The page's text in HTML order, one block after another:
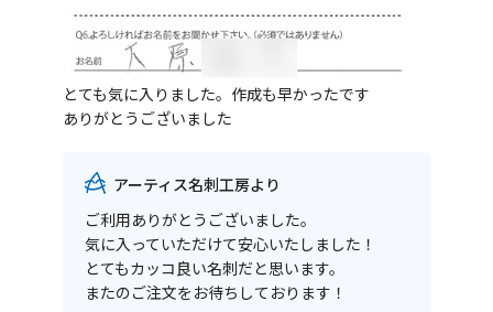
とても気に入りました。作成も早かったです
ありがとうございました
アーティス名刺工房より
ご利用ありがとうございました。
気に入っていただけて安心いたしました！
とてもカッコ良い名刺だと思います。
またのご注文をお待ちしております！